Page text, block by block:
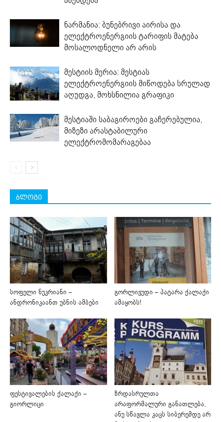
ნარმანია: ბუნებრივი აირისა და
ელექტროენერგიის ტარიფის მატება
მოსალოდნელი არ არის
მესტიის მერია: მესტიას
ელექტროენერგიის მიწოდება სრულად
აღუდგა, მოხსნილია გრაფიკი
მესტიაში საბაგიროები გაჩერებულია,
მიზეზი არასტაბილური
ელექტრომომარაგებაა
ბლოგი
სოფელი ნუკრიანი –
ანდრონიკაანთ უბნის ამბები
გორლივუდი – პატარა ქალაქი
ამაყობს!
ფესტივალების ქალაქი –
გიორლიცი
ზრდასრულთა
არაფორმალური განათლება,
ანუ სწავლა კაცს სიბერემდე არ